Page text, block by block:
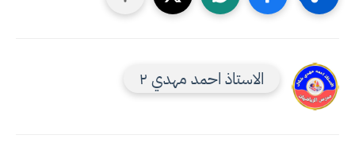
الاستاذ احمد مهدي ٢